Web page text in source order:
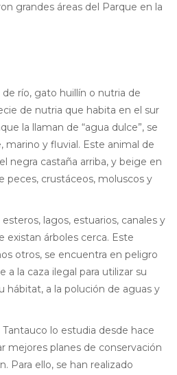
grandes áreas del Parque en la
río, gato huillín o nutria de
de nutria que habita en el sur
la llaman de “agua dulce”, se
marino y fluvial. Este animal de
negra castaña arriba, y beige en
peces, crustáceos, moluscos y
lagos, estuarios, canales y
existan árboles cerca. Este
otros, se encuentra en peligro
a la caza ilegal para utilizar su
hábitat, a la polución de aguas y
lo estudia desde hace
mejores planes de conservación
Para ello, se han realizado